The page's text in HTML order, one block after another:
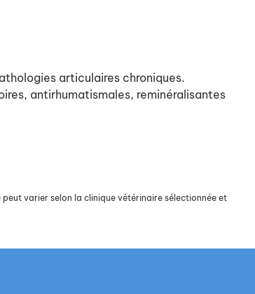
articulaires chroniques.
antirhumatismales, reminéralisantes
varier selon la clinique vétérinaire sélectionnée et